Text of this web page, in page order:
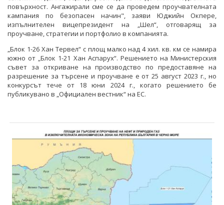
повърхност. Ангажирали сме се да проведем проучвателната
кампания по безопасен начин", заяви Юджийн Окпере,
изпълнителен вицепрезидент на „Шел“, отговарящ за
проучване, стратегии и портфолио в компанията.
„Блок 1-26 Хан Тервел“ с площ малко над 4 хил. кв. км се намира
южно от „Блок 1-21 Хан Аспарух“. Решението на Министерския
съвет за откриване на производство по предоставяне на
разрешение за търсене и проучване е от 25 август 2023 г., но
конкурсът тече от 18 юни 2024 г., когато решението бе
публикувано в „Официален вестник“ на ЕС.